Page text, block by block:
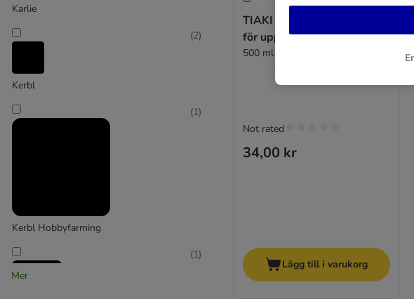
Karlie
Kerbl
(2)
Kerbl Hobbyfarming
(1)
(1)
Mer
TIAKI matskål i rostfritt stål
för upphängning
500 ml / Ø 12,2 cm
34,00 kr
Not rated
Lägg till i varukorg